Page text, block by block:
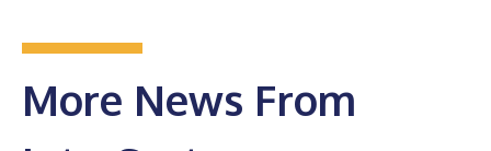
More News From